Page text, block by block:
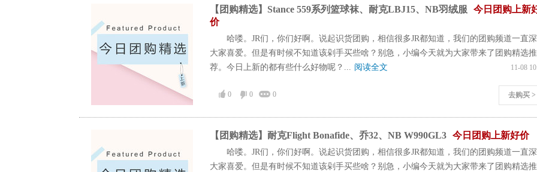
【团购精选】Stance 559系列篮球袜、耐克LBJ15、NB羽绒服
今日团购上新
价
哈喽。JR们，你们好啊。说起识货团购，相信很多JR都知道，我们的团购频道一直
大家喜爱。但是有时候不知道该剁手买些啥？别急，小编今天就为大家带来了团购精选推
荐。今日上新的都有些什么好物呢？... 阅读全文 11-08
去购买 >
0 0 0
【团购精选】耐克Flight Bonafide、乔32、NB W990GL3 今日团购上新好价
哈喽。JR们，你们好啊。说起识货团购，相信很多JR都知道，我们的团购频道一直
大家喜爱。但是有时候不知道该剁手买些啥？别急，小编今天就为大家带来了团购精选推